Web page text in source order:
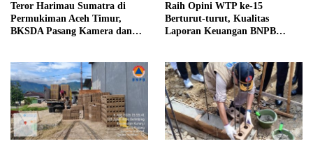
Teror Harimau Sumatra di
Permukiman Aceh Timur,
BKSDA Pasang Kamera dan
Raih Opini WTP ke-15
Berturut-turut, Kualitas
Laporan Keuangan BNPB